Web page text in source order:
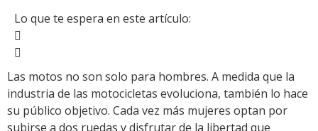
Lo que te espera en este artículo:
Las motos no son solo para hombres. A medida que la
industria de las motocicletas evoluciona, también lo hace
su público objetivo. Cada vez más mujeres optan por
subirse a dos ruedas y disfrutar de la libertad que